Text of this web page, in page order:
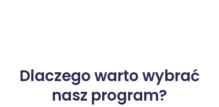
Dlaczego warto wybrać
nasz program?